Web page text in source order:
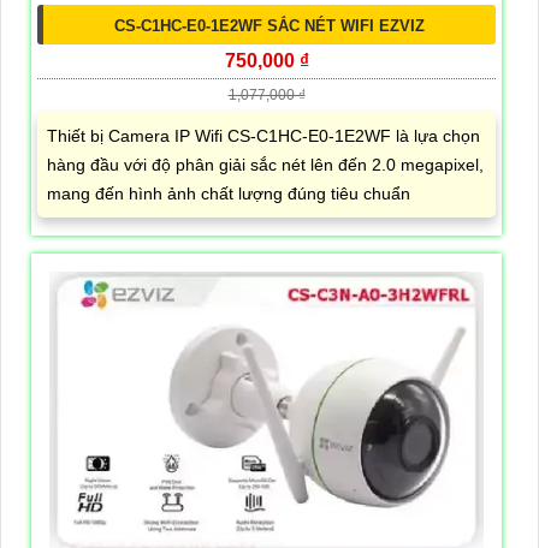
CS-C1HC-E0-1E2WF SẮC NÉT WIFI EZVIZ
750,000 ₫
1,077,000 ₫
Thiết bị Camera IP Wifi CS-C1HC-E0-1E2WF là lựa chọn
hàng đầu với độ phân giải sắc nét lên đến 2.0 megapixel,
mang đến hình ảnh chất lượng đúng tiêu chuẩn